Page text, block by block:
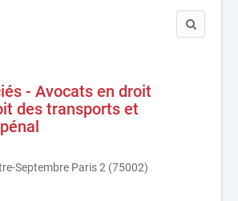
- Avocats en droit
des transports et
Septembre Paris 2 (75002)